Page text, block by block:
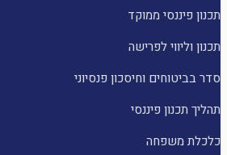
תכנון פיננסי ממוקד
תכנון וליווי לפרישה
סדר בביטוחים וחיסכון פנסיוני
תהליך תכנון פיננסי
כלכלת משפחה